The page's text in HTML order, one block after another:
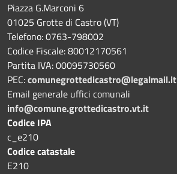
Piazza G.Marconi 6
01025 Grotte di Castro (VT)
Telefono: 0763-798002
Codice Fiscale: 80012170561
Partita IVA: 00095730560
PEC:comunegrottedicastro@legalmail.it
Email generale uffici comunali
info@comune.grottedicastro.vt.it
Codice IPA
c_e210
Codice catastale
E210